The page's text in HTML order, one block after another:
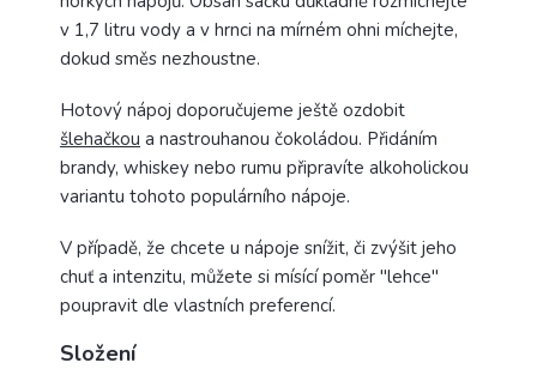
v 1,7 litru vody a v hrnci na mírném ohni míchejte,
dokud směs nezhoustne.
Hotový nápoj doporučujeme ještě ozdobit
šlehačkou a nastrouhanou čokoládou. Přidáním
brandy, whiskey nebo rumu připravíte alkoholickou
variantu tohoto populárního nápoje.
V případě, že chcete u nápoje snížit, či zvýšit jeho
chuť a intenzitu, můžete si mísící poměr "lehce"
poupravit dle vlastních preferencí.
Složení